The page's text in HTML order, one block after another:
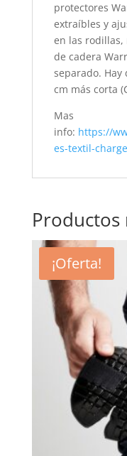
protectores
extraíbles y
en las
de cadera
separado.
cm más corta
Mas
info: https://
es-textil-
Productos
¡Oferta!